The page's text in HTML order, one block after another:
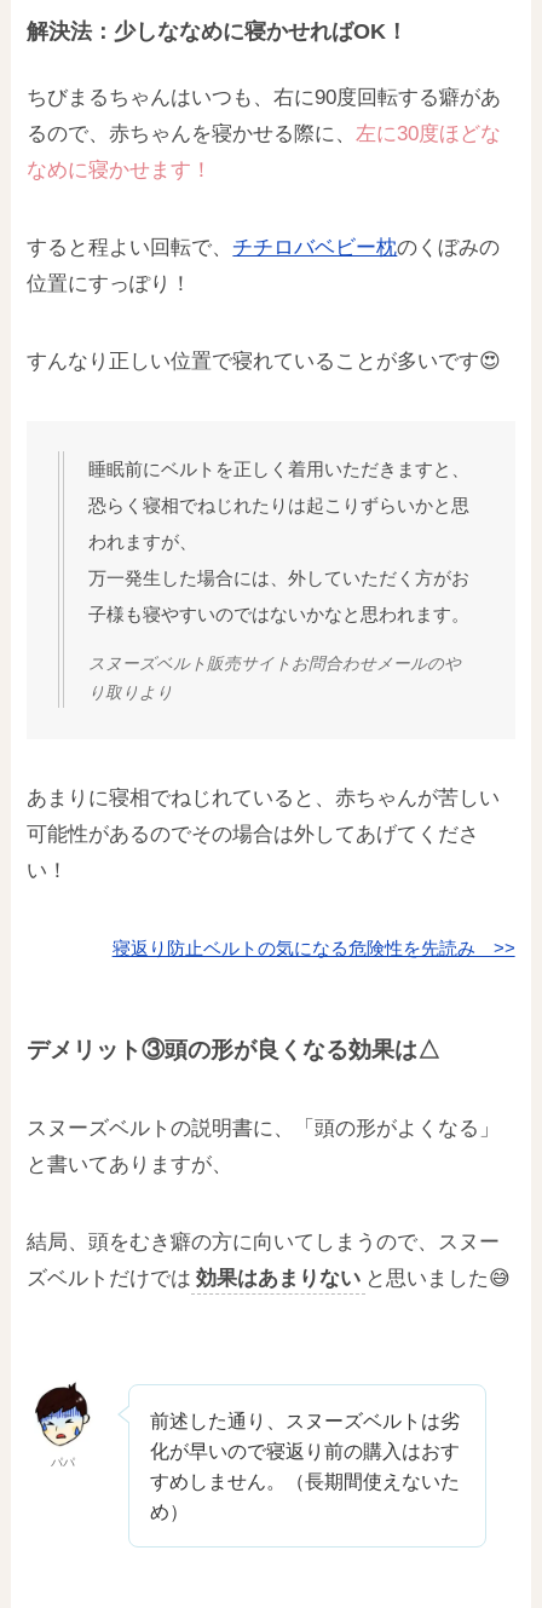
解決法：少しななめに寝かせればOK！
ちびまるちゃんはいつも、右に90度回転する癖があ
るので、赤ちゃんを寝かせる際に、 左に30度ほどな
なめに寝かせます！
すると程よい回転で、 チチロバベビー枕のくぼみの
位置にすっぽり！
すんなり正しい位置で寝れていることが多いです😍
睡眠前にベルトを正しく着用いただきますと、
恐らく寝相でねじれたりは起こりずらいかと思
われますが、
万一発生した場合には、外していただく方がお
子様も寝やすいのではないかなと思われます。
スヌーズベルト販売サイトお問合わせメールのや
り取りより
あまりに寝相でねじれていると、赤ちゃんが苦しい
可能性があるのでその場合は外してあげてくださ
い！
寝返り防止ベルトの気になる危険性を先読み >>
デメリット③頭の形が良くなる効果は△
スヌーズベルトの説明書に、「頭の形がよくなる」
と書いてありますが、
結局、頭をむき癖の方に向いてしまうので、スヌー
ズベルトだけでは 効果はあまりない と思いました😅
パパ
前述した通り、スヌーズベルトは劣
化が早いので寝返り前の購入はおす
すめしません。（長期間使えないた
め）